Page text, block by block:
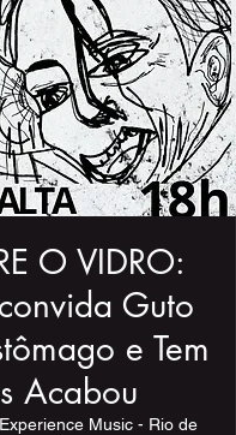
O VIDRO:
Guto
e Tem
Acabou
Experience Music - Rio de